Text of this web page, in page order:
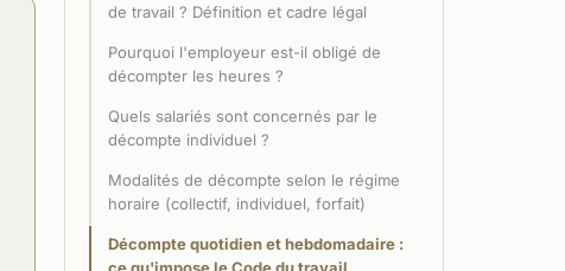
de travail ? Définition et cadre légal
Pourquoi l'employeur est-il obligé de
décompter les heures ?
Quels salariés sont concernés par le
décompte individuel ?
Modalités de décompte selon le régime
horaire (collectif, individuel, forfait)
Décompte quotidien et hebdomadaire :
ce qu'impose le Code du travail